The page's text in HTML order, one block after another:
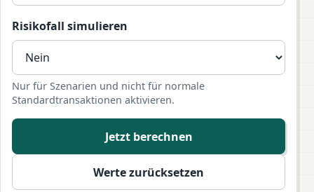
Risikofall simulieren
Nur für Szenarien und nicht für normale
Standardtransaktionen aktivieren.
Jetzt berechnen
Werte zurücksetzen